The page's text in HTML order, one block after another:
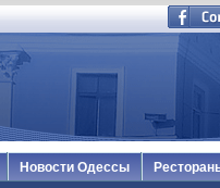
Новости Одессы